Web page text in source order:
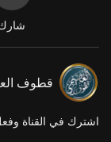
قطوف
اشترك في القناة